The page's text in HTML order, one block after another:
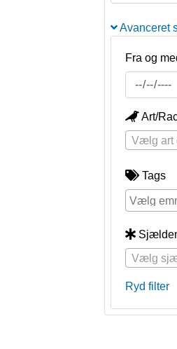
Avanceret
Fra og
Art/
Vælg art
Tags
Vælg
Ryd filter